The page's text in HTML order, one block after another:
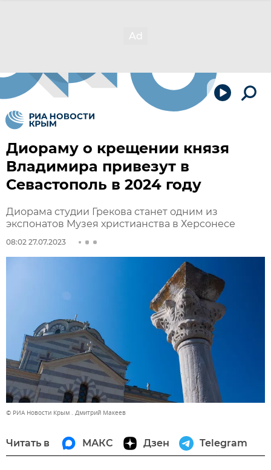
Диораму о крещении князя
Владимира привезут в
Севастополь в 2024 году
Диорама студии Грекова станет одним из
экспонатов Музея христианства в Херсонесе
08:02 27.07.2023
© РИА Новости Крым . Дмитрий Макеев
Читать в МАКС Дзен Telegram